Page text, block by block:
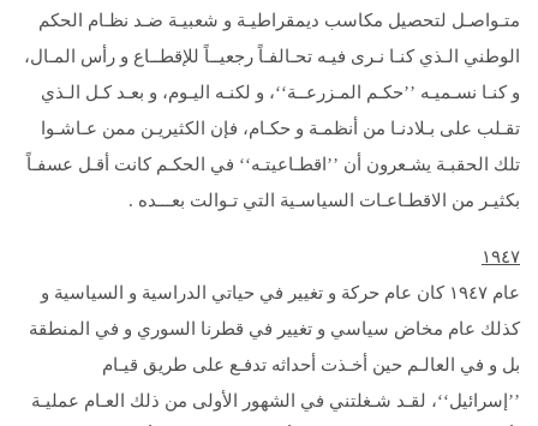
متـواصـل لتحصيل مكاسب ديمقراطيـة و شعبيـة ضـد نظـام الحكم
الوطني الـذي كنـا نـرى فيـه تحـالفـاً رجعيــاً للإقطــاع و رأس المـال،
و كنـا نسـميـه ’’حكـم المـزرعــة‘‘، و لكنـه اليـوم، و بعـد كـل الـذي
تقـلب على بـلادنـا من أنظمـة و حكـام، فإن الكثيريـن ممن عـاشـوا
تلك الحقبـة يشـعرون أن ’’اقطـاعيتـه‘‘ في الحكـم كانت أقـل عسفـاً
بكثيـر من الاقطـاعـات السياسـية التي تـوالت بعـــده .
۱۹٤۷
عام ۱۹٤۷ كان عام حركة و تغيير في حياتي الدراسية و السياسية و
كذلك عام مخاض سياسي و تغيير في قطرنا السوري و في المنطقة
بل و في العالـم حين أخـذت أحداثه تدفـع على طريق قيـام
’’إسرائيل‘‘، لقـد شـغلتني في الشهور الأولى من ذلك العـام عمليـة